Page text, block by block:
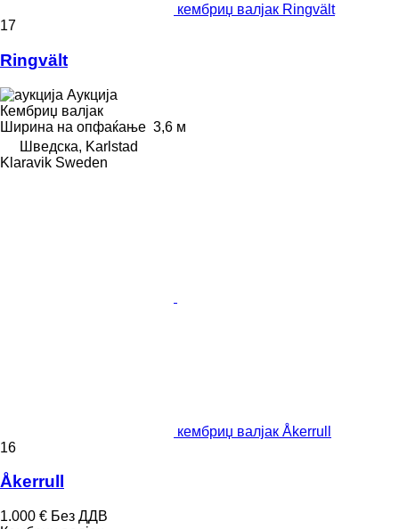
кембриџ валјак Ringvält
17
Ringvält
Аукција
Кембриџ валјак
Ширина на опфаќање 3,6 м
Шведска, Karlstad
Klaravik Sweden
кембриџ валјак Åkerrull
16
Åkerrull
1.000 € Без ДДВ